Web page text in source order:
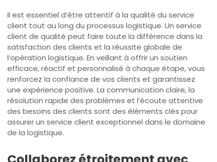
Il est essentiel d’être attentif à la qualité du service
client tout au long du processus logistique. Un service
client de qualité peut faire toute la différence dans la
satisfaction des clients et la réussite globale de
l’opération logistique. En veillant à offrir un soutien
efficace, réactif et personnalisé à chaque étape, vous
renforcez la confiance de vos clients et garantissez
une expérience positive. La communication claire, la
résolution rapide des problèmes et l’écoute attentive
des besoins des clients sont des éléments clés pour
assurer un service client exceptionnel dans le domaine
de la logistique.